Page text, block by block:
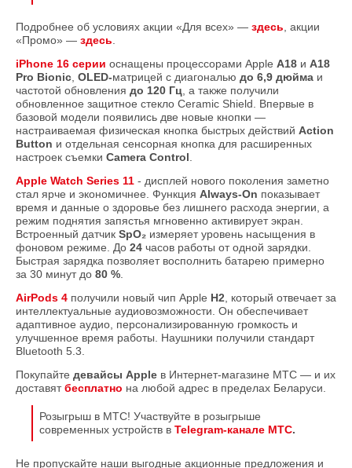
Подробнее об условиях акции «Для всех» — здесь , акции
«Промо» — здесь
iPhone 16 серии оснащены процессорами Apple A18 и A18
Pro Bionic OLED-матрицей с диагональю до 6,9 дюйма и
частотой обновления до 120 Гц , а также получили
обновленное защитное стекло Ceramic Shield. Впервые в
базовой модели появились две новые кнопки —
настраиваемая физическая кнопка быстрых действий Action
Button и отдельная сенсорная кнопка для расширенных
настроек съемки Camera Control
Apple Watch Series 11 - дисплей нового поколения заметно
стал ярче и экономичнее. Функция Always-On показывает
время и данные о здоровье без лишнего расхода энергии, а
режим поднятия запястья мгновенно активирует экран.
Встроенный датчик SpO₂ измеряет уровень насыщения в
фоновом режиме. До 24 часов работы от одной зарядки.
Быстрая зарядка позволяет восполнить батарею примерно
за 30 минут до 80 %
AirPods 4 получили новый чип Apple H2 , который отвечает за
интеллектуальные аудиовозможности. Он обеспечивает
адаптивное аудио, персонализированную громкость и
улучшенное время работы. Наушники получили стандарт
Bluetooth 5.3.
Покупайте девайсы Apple в Интернет-магазине МТС — и их
доставятбесплатно на любой адрес в пределах Беларуси.
Розыгрыш в МТС! Участвуйте в розыгрыше
современных устройств в Telegram-канале МТС.
Не пропускайте наши выгодные акционные предложения и